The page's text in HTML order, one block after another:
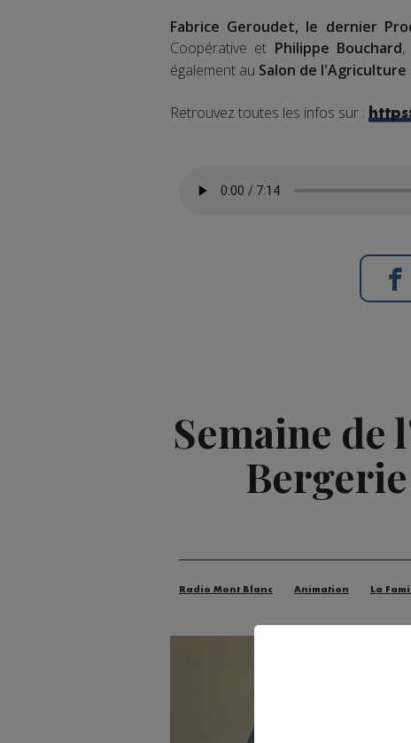
Fabrice Geroudet, le dernier
Coopérative et Philippe Bouchard,
également au Salon de l'Agriculture
Retrouvez toutes les infos sur :
Semaine
Radio Mont Blanc Animation La